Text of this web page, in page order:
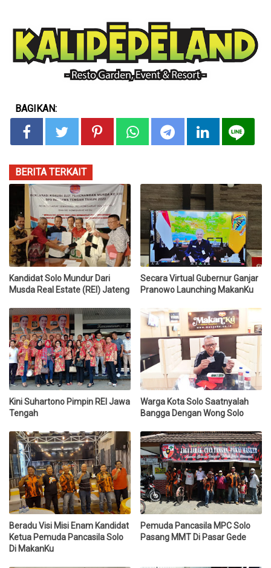
BAGIKAN:
BERITA TERKAIT
Kandidat Solo Mundur Dari
Musda Real Estate (REI) Jateng
Secara Virtual Gubernur Ganjar
Pranowo Launching MakanKu
Kini Suhartono Pimpin REI Jawa
Tengah
Warga Kota Solo Saatnyalah
Bangga Dengan Wong Solo
Beradu Visi Misi Enam Kandidat
Ketua Pemuda Pancasila Solo
Di MakanKu
Pemuda Pancasila MPC Solo
Pasang MMT Di Pasar Gede